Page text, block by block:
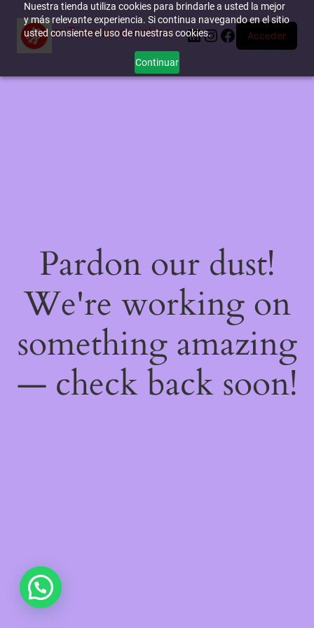
Nuestra tienda utiliza cookies para brindarle a usted la mejor
y más relevante experiencia. Si continua navegando en el sitio
usted consiente el uso de nuestras cookies.
Continuar
miTienda-e.online LinkedIn
Instagram
Facebook
Acceder
Pardon our dust!
We're working on
something amazing
— check back soon!